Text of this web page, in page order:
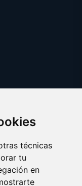
técnicas
tu
en